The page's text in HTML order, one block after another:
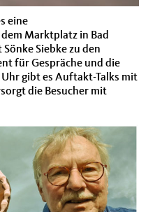
eine
Marktplatz in Bad
Siebke zu den
für Gespräche und die
gibt es Auftakt-Talks mit
die Besucher mit